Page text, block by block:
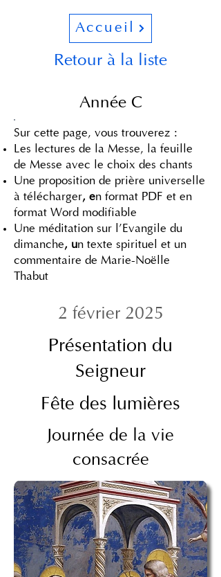
Accueil
Retour à la liste
Année C
Sur cette page, vous trouverez :
Les lectures de la Messe, la feuille
de Messe avec le choix des chants
Une proposition de prière universelle
à télécharger, en format PDF​ et en
format Word modifiable
Une méditation sur l'Evangile du
dimanche, un texte spirituel et un
commentaire de Marie-Noëlle
Thabut
2 février 2025
Présentation du
Seigneur
Fête des lumières
Journée de la vie
consacrée